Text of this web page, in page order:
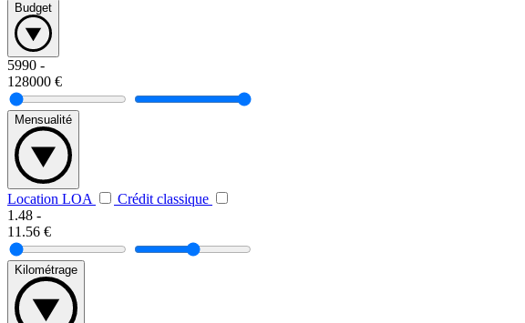
Budget
5990 -
128000 €
Mensualité
Location LOA
Crédit classique
1.48 -
11.56 €
Kilométrage